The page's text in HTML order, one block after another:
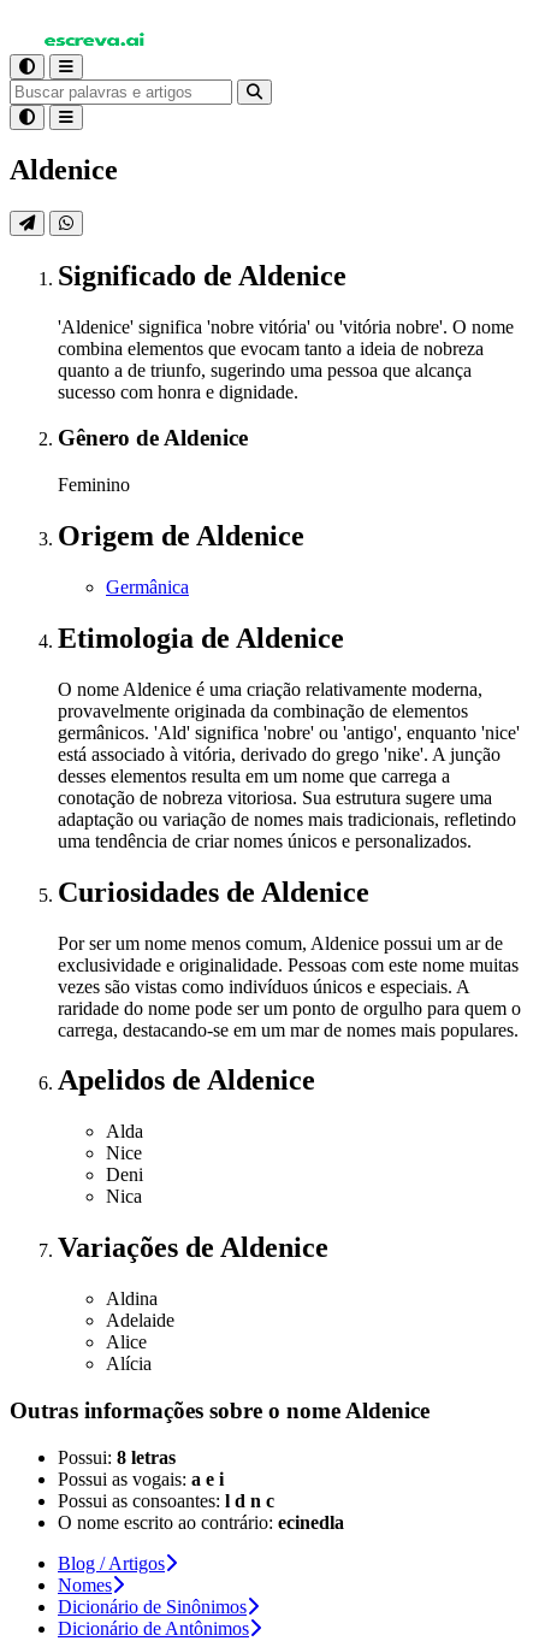
Aldenice
Significado de Aldenice
'Aldenice' significa 'nobre vitória' ou 'vitória nobre'. O nome
combina elementos que evocam tanto a ideia de nobreza
quanto a de triunfo, sugerindo uma pessoa que alcança
sucesso com honra e dignidade.
Gênero de Aldenice
Feminino
Origem de Aldenice
Germânica
Etimologia de Aldenice
O nome Aldenice é uma criação relativamente moderna,
provavelmente originada da combinação de elementos
germânicos. 'Ald' significa 'nobre' ou 'antigo', enquanto 'nice'
está associado à vitória, derivado do grego 'nike'. A junção
desses elementos resulta em um nome que carrega a
conotação de nobreza vitoriosa. Sua estrutura sugere uma
adaptação ou variação de nomes mais tradicionais, refletindo
uma tendência de criar nomes únicos e personalizados.
Curiosidades de Aldenice
Por ser um nome menos comum, Aldenice possui um ar de
exclusividade e originalidade. Pessoas com este nome muitas
vezes são vistas como indivíduos únicos e especiais. A
raridade do nome pode ser um ponto de orgulho para quem o
carrega, destacando-se em um mar de nomes mais populares.
Apelidos de Aldenice
Alda
Nice
Deni
Nica
Variações de Aldenice
Aldina
Adelaide
Alice
Alícia
Outras informações sobre o nome Aldenice
Possui: 8 letras
Possui as vogais: a e i
Possui as consoantes: l d n c
O nome escrito ao contrário: ecinedla
Blog / Artigos
Nomes
Dicionário de Sinônimos
Dicionário de Antônimos